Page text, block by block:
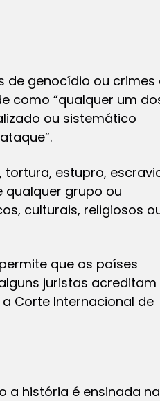
de genocídio ou crimes
como “qualquer um
ou sistemático
tortura, estupro,
qualquer grupo ou
culturais, religiosos
que os países
juristas acreditam
Corte Internacional de
a história é ensinada